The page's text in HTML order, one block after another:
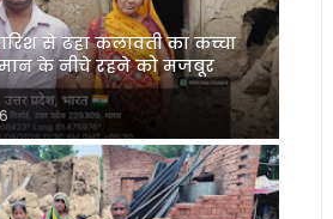
से ढहा कलावती का कच्चा
के नीचे रहने को मजबूर